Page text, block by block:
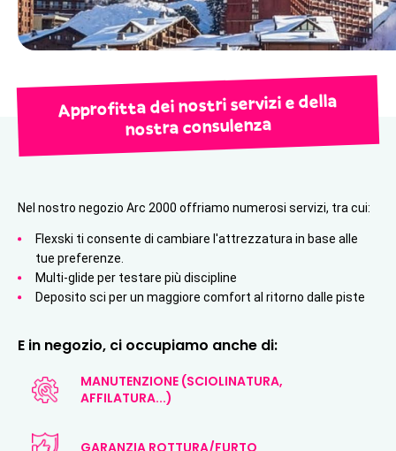
Approfitta dei nostri servizi e della
nostra consulenza
Nel nostro negozio Arc 2000 offriamo numerosi servizi, tra cui:
Flexski ti consente di cambiare l'attrezzatura in base alle
tue preferenze.
Multi-glide per testare più discipline
Deposito sci per un maggiore comfort al ritorno dalle piste
E in negozio, ci occupiamo anche di:
MANUTENZIONE (SCIOLINATURA,
AFFILATURA...)
GARANZIA ROTTURA/FURTO